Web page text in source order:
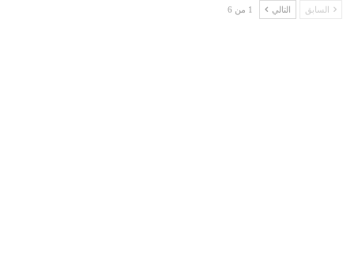
السابق التالي 1 من 6